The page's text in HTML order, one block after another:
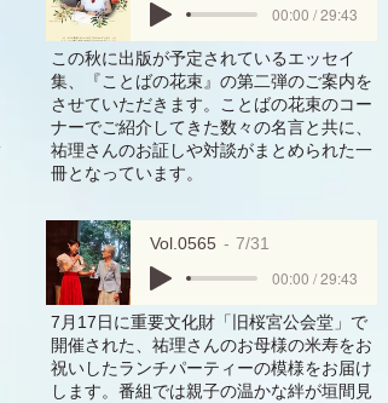
00:00 / 29:43
この秋に出版が予定されているエッセイ
集、『ことばの花束』の第二弾のご案内を
させていただきます。ことばの花束のコー
ナーでご紹介してきた数々の名言と共に、
祐理さんのお証しや対談がまとめられた一
冊となっています。
Vol.0565 7/31
00:00 / 29:43
7月17日に重要文化財「旧桜宮公会堂」で
開催された、祐理さんのお母様の米寿をお
祝いしたランチパーティーの模様をお届け
します。番組では親子の温かな絆が垣間見